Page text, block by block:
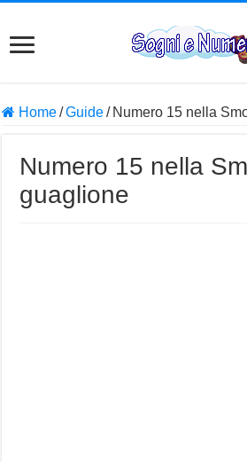
Home/Guide/ Numero 15 nella
Numero 15 nella
guaglione